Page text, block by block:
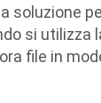
soluzione
si utilizza
file in